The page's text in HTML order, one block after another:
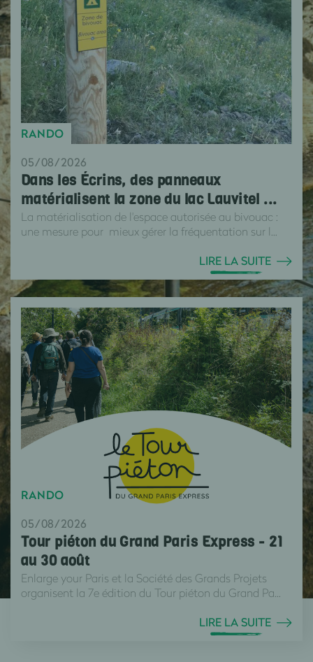
RANDO
05/08/2026
Dans les Écrins, des panneaux
matérialisent la zone du lac Lauvitel ...
La matérialisation de l'espace autorisée au bivouac :
une mesure pour mieux gérer la fréquentation sur l...
LIRE LA SUITE
RANDO
05/08/2026
Tour piéton du Grand Paris Express - 21
au 30 août
Enlarge your Paris et la Société des Grands Projets
organisent la 7e édition du Tour piéton du Grand Pa...
LIRE LA SUITE